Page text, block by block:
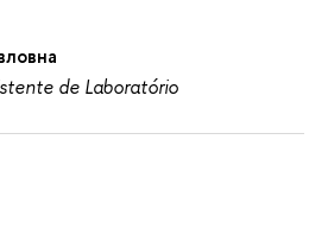
de Laboratório